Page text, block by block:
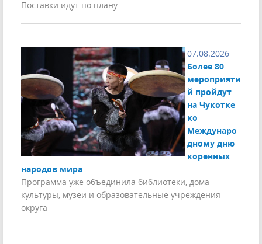
Поставки идут по плану
07.08.2026
Более 80
мероприяти
й пройдут
на Чукотке
ко
Междунаро
дному дню
коренных
народов мира
Программа уже объединила библиотеки, дома
культуры, музеи и образовательные учреждения
округа